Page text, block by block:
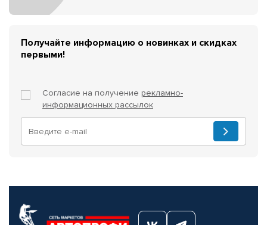
Получайте информацию о новинках и скидках
первыми!
Согласие на получение рекламно-
информационных рассылок